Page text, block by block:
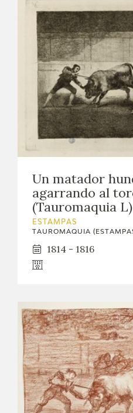
Un matador
agarrando al
(Tauromaquia L)
ESTAMPAS
TAUROMAQUIA
1814 - 1816